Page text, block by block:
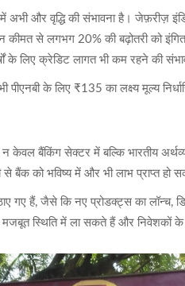
अभी और वृद्धि की संभावना है। जेफ़रीज़
कीमत से लगभग 20% की बढ़ोतरी को
के लिए क्रेडिट लागत भी कम रहने की
पीएनबी के लिए ₹135 का लक्ष्य मूल्य
न केवल बैंकिंग सेक्टर में बल्कि भारतीय
बैंक को भविष्य में और भी लाभ प्राप्त हो
गए हैं, जैसे कि नए प्रोडक्ट्स का लॉन्च,
स्थिति में ला सकते हैं और निवेशकों